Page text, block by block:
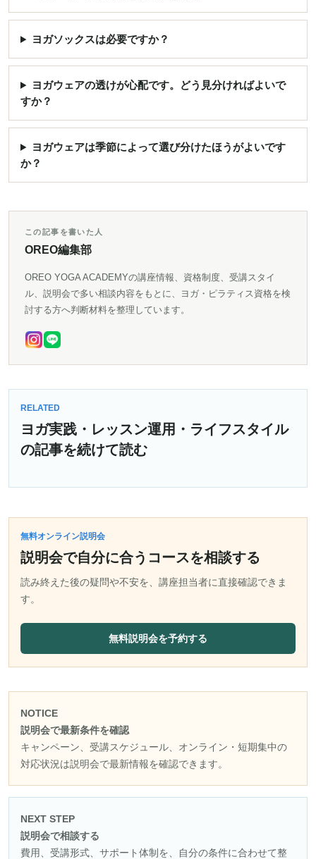
ヨガソックスは必要ですか？
ヨガウェアの透けが心配です。どう見分ければよいで
すか？
ヨガウェアは季節によって選び分けたほうがよいです
か？
この記事を書いた人
OREO編集部
OREO YOGA ACADEMYの講座情報、資格制度、受講スタイ
ル、説明会で多い相談内容をもとに、ヨガ・ピラティス資格を検
討する方へ判断材料を整理しています。
RELATED
ヨガ実践・レッスン運用・ライフスタイル
の記事を続けて読む
無料オンライン説明会
説明会で自分に合うコースを相談する
読み終えた後の疑問や不安を、講座担当者に直接確認できま
す。
無料説明会を予約する
NOTICE
説明会で最新条件を確認
キャンペーン、受講スケジュール、オンライン・短期集中の
対応状況は説明会で最新情報を確認できます。
NEXT STEP
説明会で相談する
費用、受講形式、サポート体制を、自分の条件に合わせて整